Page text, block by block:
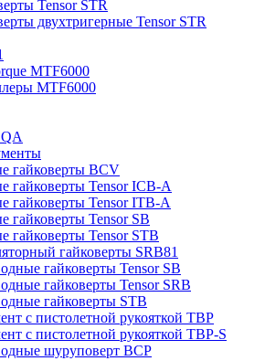
Tensor STR
двухтригерные Tensor STR
MTF6000
MTF6000
гайковерты BCV
гайковерты Tensor ICB-A
гайковерты Tensor ITB-A
гайковерты Tensor SB
гайковерты Tensor STB
гайковерты SRB81
гайковерты Tensor SB
гайковерты Tensor SRB
гайковерты STB
с пистолетной рукояткой TBP
с пистолетной рукояткой TBP-S
шуруповерт BCP